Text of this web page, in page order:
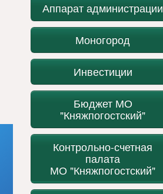
Аппарат администрации
Моногород
Инвестиции
Бюджет МО
"Княжпогостский"
Контрольно-счетная
палата
МО "Княжпогостский"